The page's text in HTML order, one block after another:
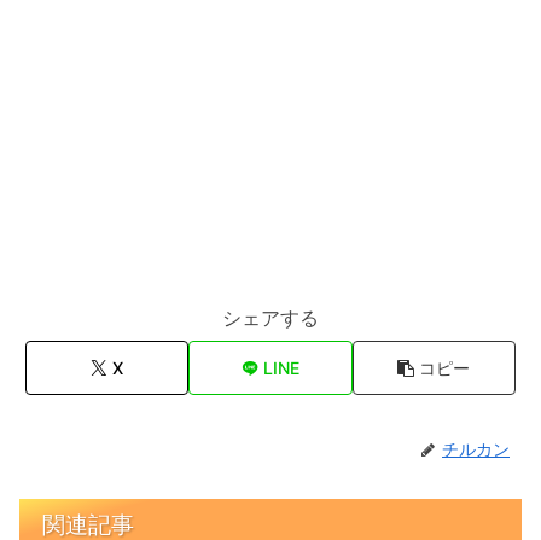
シェアする
X LINE コピー
チルカン
関連記事